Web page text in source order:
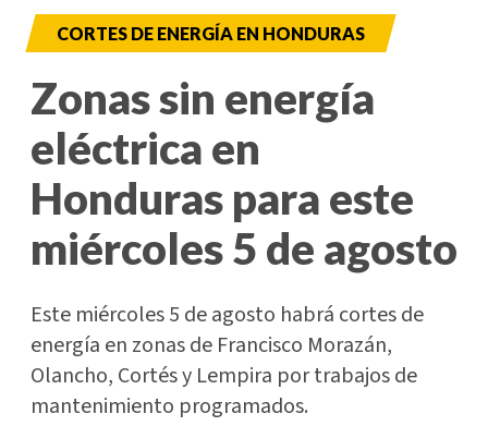
CORTES DE ENERGÍA EN HONDURAS
Zonas sin energía
eléctrica en
Honduras para este
miércoles 5 de agosto
Este miércoles 5 de agosto habrá cortes de
energía en zonas de Francisco Morazán,
Olancho, Cortés y Lempira por trabajos de
mantenimiento programados.